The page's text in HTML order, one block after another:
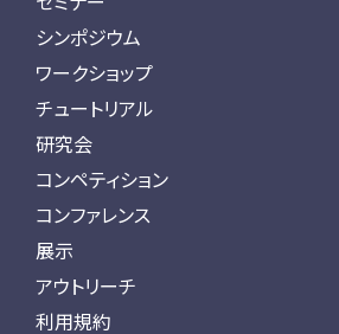
シンポジウム
ワークショップ
チュートリアル
研究会
コンペティション
コンファレンス
展示
アウトリーチ
利用規約